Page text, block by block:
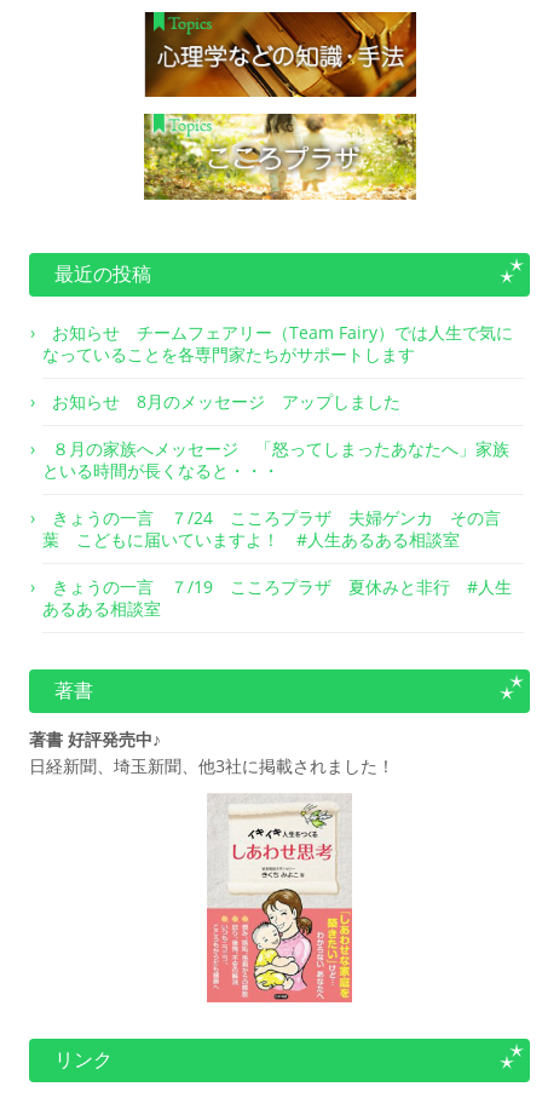
最近の投稿
お知らせ チームフェアリー（Team Fairy）では人生で気に
なっていることを各専門家たちがサポートします
お知らせ 8月のメッセージ アップしました
８月の家族へメッセージ 「怒ってしまったあなたへ」家族
といる時間が長くなると・・・
きょうの一言 ７/24 こころプラザ 夫婦ゲンカ その言
葉 こどもに届いていますよ！ #人生あるある相談室
きょうの一言 ７/19 こころプラザ 夏休みと非行 #人生
あるある相談室
著書
著書 好評発売中♪
日経新聞、埼玉新聞、他3社に掲載されました！
リンク